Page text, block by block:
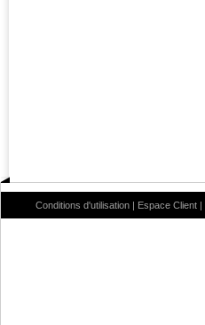
Conditions d'utilisation | Espace Client |